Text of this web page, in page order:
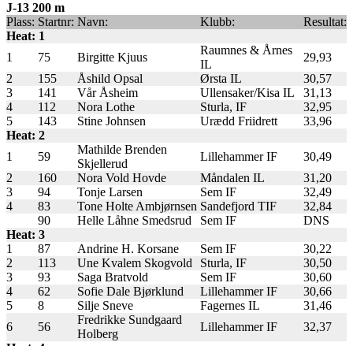
J-13 200 m
Plass: Startnr: Navn: Klubb:
Resultat:
Heat: 1
1
75 Birgitte Kjuus
Raumnes & Årnes
IL
29,93
2
155 Åshild Opsal Ørsta IL
30,57
3
141 Vår Åsheim Ullensaker/Kisa IL
31,13
4
112 Nora Lothe Sturla, IF
32,95
5
143 Stine Johnsen Urædd Friidrett
33,96
Heat: 2
1
59
Mathilde Brenden
Skjellerud
Lillehammer IF
30,49
2
160 Nora Vold Hovde Måndalen IL
31,20
3
94 Tonje Larsen Sem IF
32,49
4
83 Tone Holte Ambjørnsen Sandefjord TIF
32,84
90
Helle Låhne Smedsrud Sem IF
DNS
Heat: 3
1
87 Andrine H. Korsane Sem IF
30,22
2
113 Une Kvalem Skogvold Sturla, IF
30,50
3
93 Saga Bratvold Sem IF
30,60
4
62 Sofie Dale Bjørklund Lillehammer IF
30,66
5
8 Silje Sneve Fagernes IL
31,46
6
56
Fredrikke Sundgaard
Holberg
Lillehammer IF
32,37